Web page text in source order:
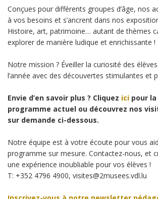
Conçues pour différents groupes d’âge, nos
à vos besoins et s’ancrent dans nos
Histoire, art, patrimoine… autant de thèmes
explorer de manière ludique et enrichissante !
Notre mission ? Éveiller la curiosité des
l’année avec des découvertes stimulantes et
Envie d’en savoir plus ? Cliquez ici pour la
programme actuel ou découvrez nos
sur demande ci-dessous.
Notre équipe est à votre écoute pour vous
programme sur mesure. Contactez-nous, et
une expérience inoubliable pour vos élèves !
T: +352 4796 4900, visites@2musees.vdl.lu